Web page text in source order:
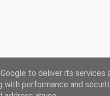
mit Ausblick bis 2024
to deliver its services
with performance and